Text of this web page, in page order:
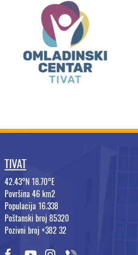
TIVAT
42.43°N 18.70°E
Površina 46 km2
Populacija 16.338
Poštanski broj 85320
Pozivni broj +382 32